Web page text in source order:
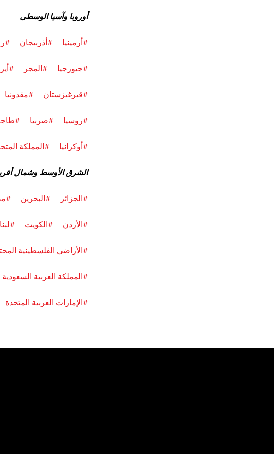
أوروبا وآسيا الوسطى
#أرمينيا #أذربيجان
#جيورجيا #المجر
#قيرغيزستان #مقدونيا
#روسيا #صربيا
#أوكرانيا #المملكة
الشرق الأوسط وشمال
#الجزائر #البحرين
#الأردن #الكويت
#الأراضي الفلسطينية
#المملكة العربية السعودية
#الإمارات العربية المتحدة